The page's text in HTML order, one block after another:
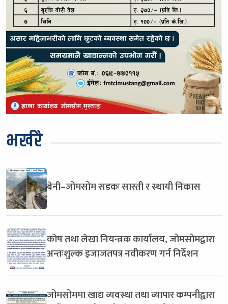
भर्खरै
बेनी–जोमसोम सडकः सास्ती र स्थायी निकास
कोष तथा लेखा नियन्त्रक कार्यालय, जोमसोमद्वारा
अन्तःशुल्क इजाजतपत्र नवीकरण गर्न निर्देशन
जोमसोममा खाद्य व्यवस्था तथा व्यापार कम्पनीद्वारा